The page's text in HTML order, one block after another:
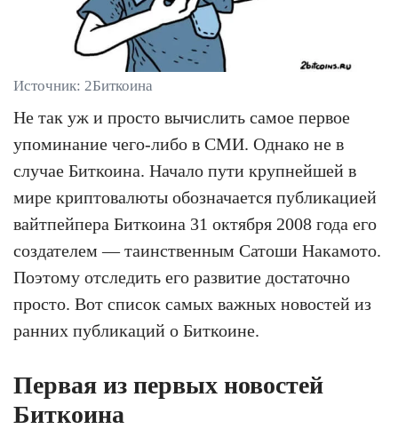
Источник: 2Биткоина
Не так уж и просто вычислить самое первое
упоминание чего-либо в СМИ. Однако не в
случае Биткоина. Начало пути крупнейшей в
мире криптовалюты обозначается публикацией
вайтпейпера Биткоина 31 октября 2008 года его
создателем — таинственным Сатоши Накамото.
Поэтому отследить его развитие достаточно
просто. Вот список самых важных новостей из
ранних публикаций о Биткоине.
Первая из первых новостей
Биткоина